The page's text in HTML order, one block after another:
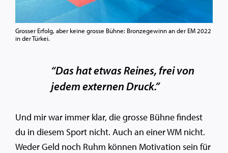
Grosser Erfolg, aber keine grosse Bühne: Bronzegewinn an der EM 2022
in der Türkei.
“Das hat etwas Reines, frei von
jedem externen Druck.”
Und mir war immer klar, die grosse Bühne findest
du in diesem Sport nicht. Auch an einer WM nicht.
Weder Geld noch Ruhm können Motivation sein für